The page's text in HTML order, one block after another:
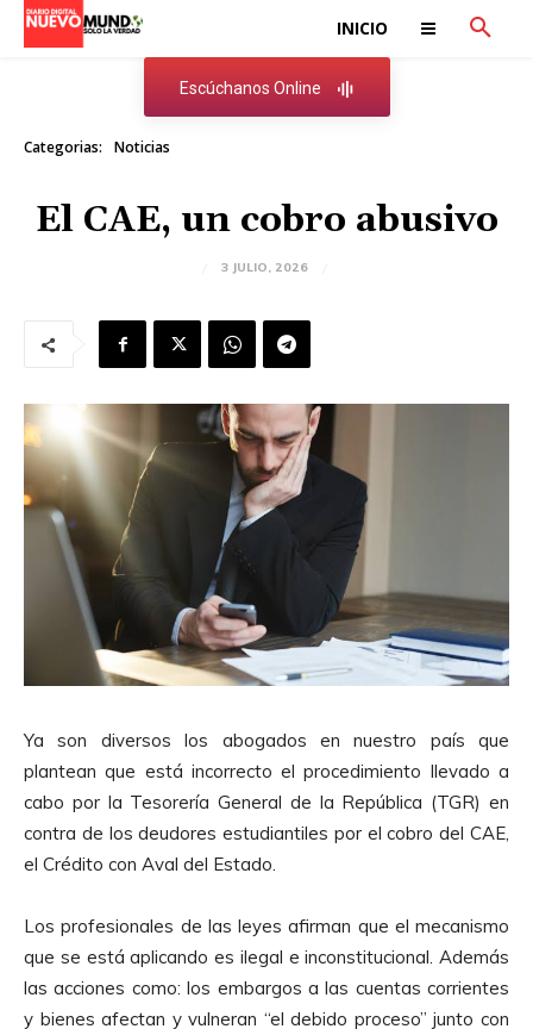
INICIO
Escúchanos Online
Categorias: Noticias
El CAE, un cobro abusivo
3 JULIO, 2026
Ya son diversos los abogados en nuestro país que
plantean que está incorrecto el procedimiento llevado a
cabo por la Tesorería General de la República (TGR) en
contra de los deudores estudiantiles por el cobro del CAE,
el Crédito con Aval del Estado.
Los profesionales de las leyes afirman que el mecanismo
que se está aplicando es ilegal e inconstitucional. Además
las acciones como: los embargos a las cuentas corrientes
y bienes afectan y vulneran “el debido proceso” junto con